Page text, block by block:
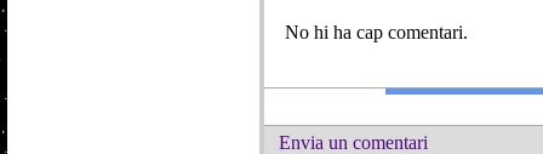
No hi ha cap comentari.
Envia un comentari